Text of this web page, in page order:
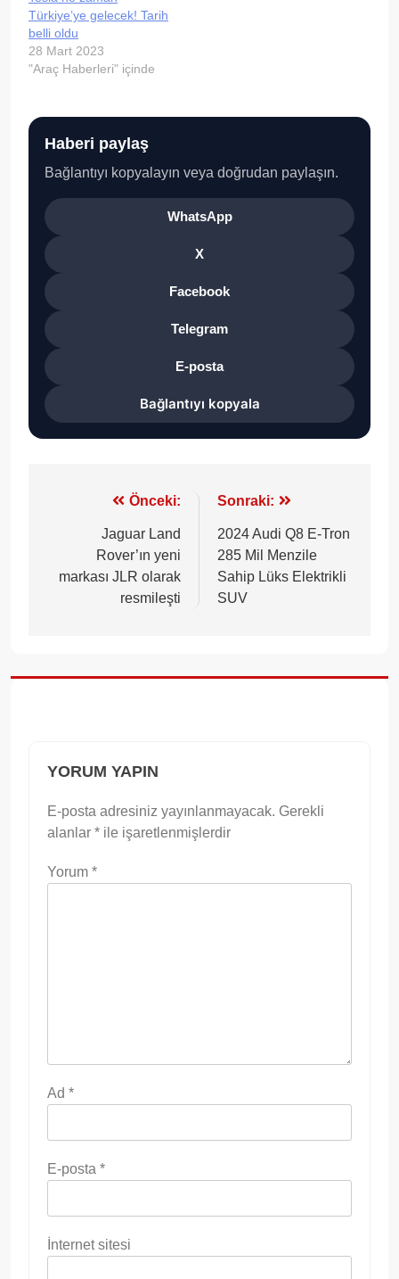
Türkiye’ye gelecek! Tarih
belli oldu
28 Mart 2023
"Araç Haberleri" içinde
Haberi paylaş
Bağlantıyı kopyalayın veya doğrudan paylaşın.
WhatsApp
X
Facebook
Telegram
E-posta
Bağlantıyı kopyala
gezinmesi
Önceki:
Jaguar Land
Rover’ın yeni
markası JLR olarak
resmileşti
Sonraki:
2024 Audi Q8 E-Tron
285 Mil Menzile
Sahip Lüks Elektrikli
SUV
YORUM YAPIN
E-posta adresiniz yayınlanmayacak. Gerekli
alanlar * ile işaretlenmişlerdir
Yorum *
Ad *
E-posta *
İnternet sitesi